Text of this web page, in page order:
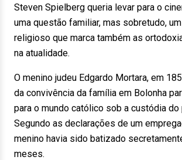
Steven Spielberg queria levar para o
uma questão familiar, mas sobretudo,
religioso que marca também as
na atualidade.
O menino judeu Edgardo Mortara, em
da convivência da família em Bolonha
para o mundo católico sob a custódia do
Segundo as declarações de um
menino havia sido batizado
meses.